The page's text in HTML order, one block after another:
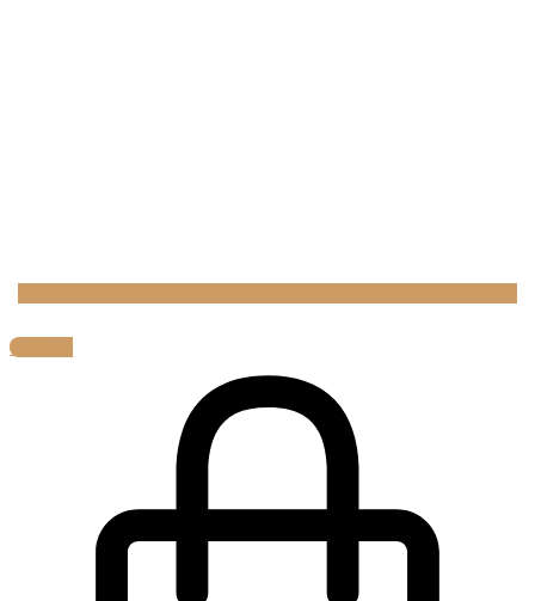
0,00